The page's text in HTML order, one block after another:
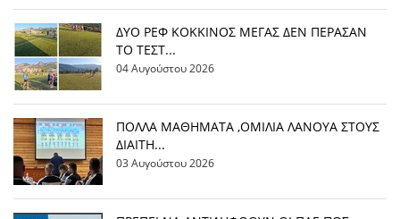
ΔΥΟ ΡΕΦ ΚΟΚΚΙΝΟΣ ΜΕΓΑΣ ΔΕΝ ΠΕΡΑΣΑΝ
ΤΟ ΤΕΣΤ...
04 Αυγούστου 2026
ΠΟΛΛΑ ΜΑΘΗΜΑΤΑ ,ΟΜΙΛΙΑ ΛΑΝΟΥΑ ΣΤΟΥΣ
ΔΙΑΙΤΗ...
03 Αυγούστου 2026